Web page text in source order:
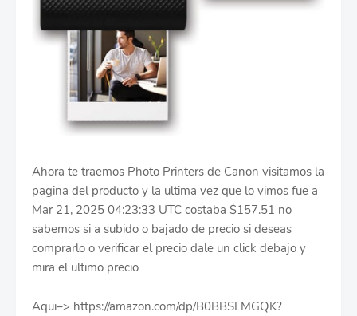
Ahora te traemos Photo Printers de Canon visitamos la
pagina del producto y la ultima vez que lo vimos fue a
Mar 21, 2025 04:23:33 UTC costaba $157.51 no
sabemos si a subido o bajado de precio si deseas
comprarlo o verificar el precio dale un click debajo y
mira el ultimo precio
Aqui–> https://amazon.com/dp/B0BBSLMGQK?